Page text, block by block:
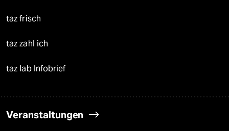
taz frisch
taz zahl ich
taz lab Infobrief
Veranstaltungen